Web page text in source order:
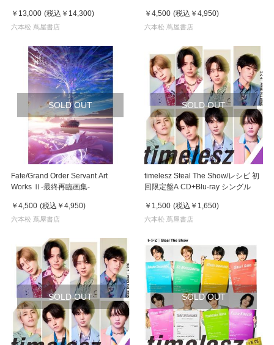
￥13,000 (税込 ￥14,300)
六本松 蔦屋書店
￥4,500 (税込 ￥4,950)
六本松 蔦屋書店
SOLD OUT
Fate/Grand Order Servant Art
Works Ⅱ-最終再臨画集-
￥4,500 (税込 ￥4,950)
六本松 蔦屋書店
SOLD OUT
timelesz Steal The Show/レシピ 初
回限定盤A CD+Blu-ray シングル
￥1,500 (税込 ￥1,650)
六本松 蔦屋書店
SOLD OUT SOLD OUT